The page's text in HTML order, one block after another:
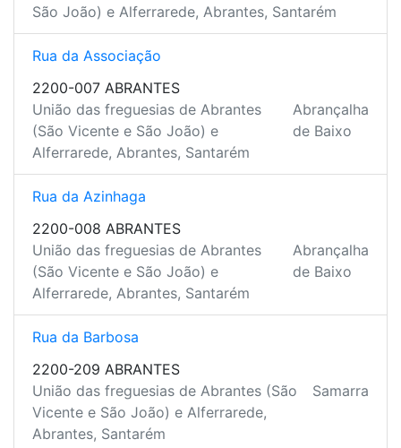
São João) e Alferrarede, Abrantes, Santarém
Rua da Associação
2200-007 ABRANTES
União das freguesias de Abrantes
(São Vicente e São João) e
Alferrarede, Abrantes, Santarém
Abrançalha
de Baixo
Rua da Azinhaga
2200-008 ABRANTES
União das freguesias de Abrantes
(São Vicente e São João) e
Alferrarede, Abrantes, Santarém
Abrançalha
de Baixo
Rua da Barbosa
2200-209 ABRANTES
União das freguesias de Abrantes (São
Vicente e São João) e Alferrarede,
Abrantes, Santarém
Samarra